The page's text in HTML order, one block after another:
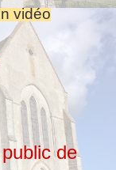
vidéo
de